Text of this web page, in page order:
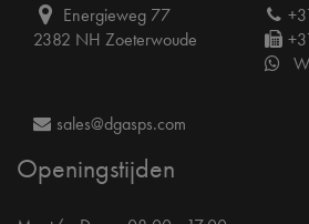
Energieweg 77
2382 NH Zoeterwoude
sales@dgasps.com
Openingstijden